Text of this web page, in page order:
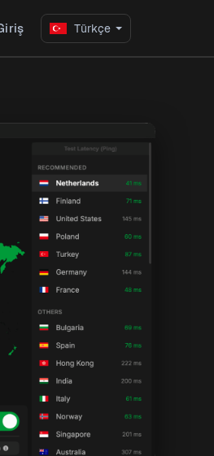
Türkçe